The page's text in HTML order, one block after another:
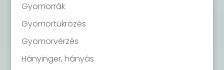
Gyomorrák
Gyomortükrözés
Gyomorvérzés
Hányinger, hányás